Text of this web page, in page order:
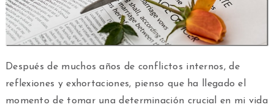
Después de muchos años de conflictos internos, de
reflexiones y exhortaciones, pienso que ha llegado el
momento de tomar una determinación crucial en mi vida